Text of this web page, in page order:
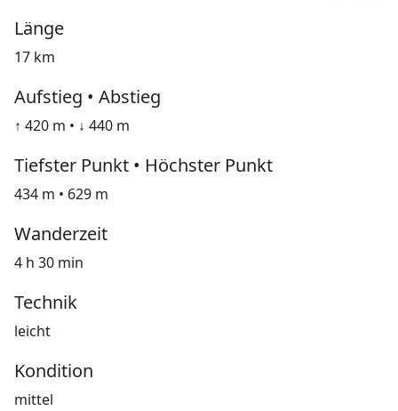
Länge
17 km
Aufstieg • Abstieg
↑ 420 m • ↓ 440 m
Tiefster Punkt • Höchster Punkt
434 m • 629 m
Wanderzeit
4 h 30 min
Technik
leicht
Kondition
mittel